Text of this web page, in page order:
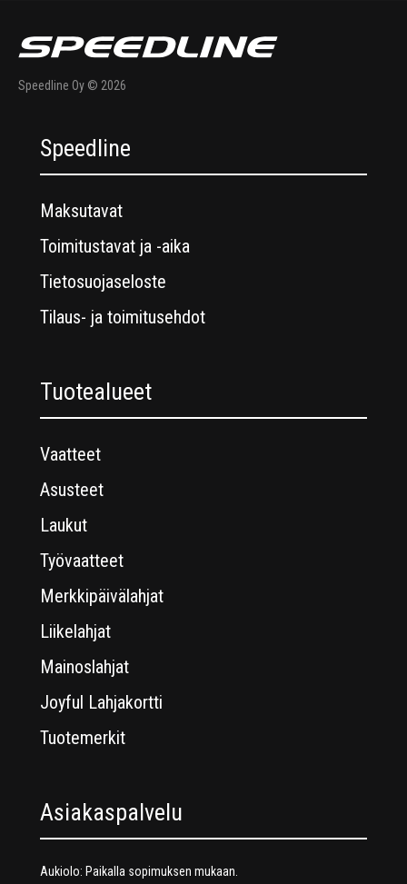
Speedline Oy © 2026
Speedline
Maksutavat
Toimitustavat ja -aika
Tietosuojaseloste
Tilaus- ja toimitusehdot
Tuotealueet
Vaatteet
Asusteet
Laukut
Työvaatteet
Merkkipäivälahjat
Liikelahjat
Mainoslahjat
Joyful Lahjakortti
Tuotemerkit
Asiakaspalvelu
Aukiolo: Paikalla sopimuksen mukaan.